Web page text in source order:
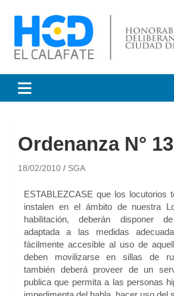
Honorable Concejo
Deliberante de El
Ordenanza N°
18/02/2010 SGA
ESTABLEZCASE que los locutorios
instalen en el ámbito de nuestra
habilitación, deberán disponer
adaptada a las medidas
fácilmente accesible al uso de
deben movilizarse en sillas de
también deberá proveer de un
publica que permita a las personas